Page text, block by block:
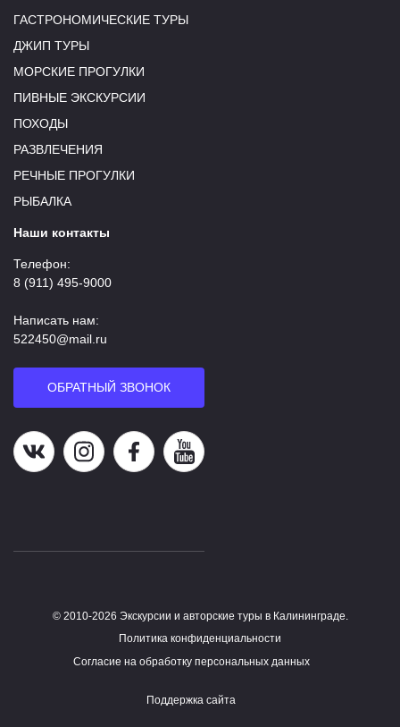
ГАСТРОНОМИЧЕСКИЕ ТУРЫ
ДЖИП ТУРЫ
МОРСКИЕ ПРОГУЛКИ
ПИВНЫЕ ЭКСКУРСИИ
ПОХОДЫ
РАЗВЛЕЧЕНИЯ
РЕЧНЫЕ ПРОГУЛКИ
РЫБАЛКА
Наши контакты
Телефон:
8 (911) 495-9000
Написать нам:
522450@mail.ru
ОБРАТНЫЙ ЗВОНОК
Наша группа в ВКНаша страница в Instagram
Наша группа в Facebook
Наш канал на YouTube
© 2010-2026 Экскурсии и авторские туры в Калининграде.
Политика конфиденциальности
Согласие на обработку персональных данных
Работает на HostCMS
Поддержка сайта